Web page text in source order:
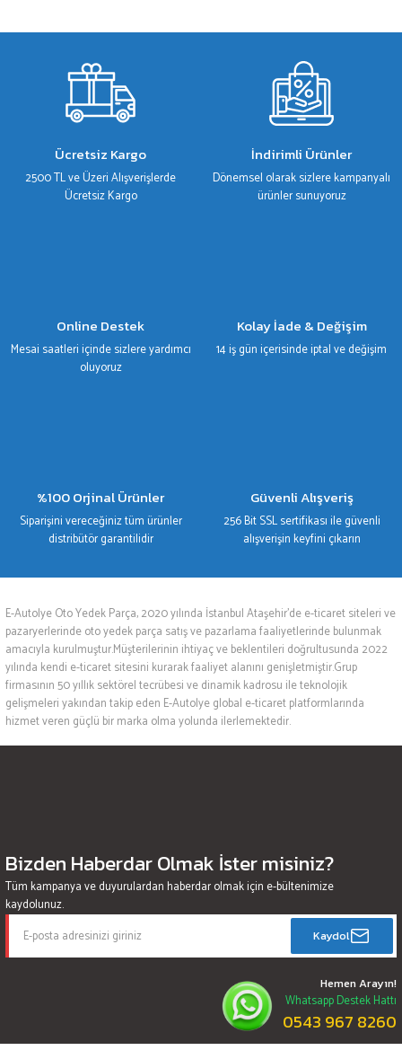
gördüğünüz noktaları öneri formunu kullanarak tarafımıza iletebilirsiniz.
Ürün resmi kalitesiz, bozuk veya görüntülenemiyor.
Ürün açıklamasında eksik bilgiler bulunuyor.
Ürün fiyatı diğer sitelerden daha pahalı.
Bu ürüne benzer farklı alternatifler olmalı.
Ücretsiz Kargo
2500 TL ve Üzeri Alışverişlerde
Ücretsiz Kargo
İndirimli Ürünler
Dönemsel olarak sizlere kampanyalı
ürünler sunuyoruz
Online Destek
Mesai saatleri içinde sizlere yardımcı
oluyoruz
Kolay İade & Değişim
14 iş gün içerisinde iptal ve değişim
%100 Orjinal Ürünler
Siparişini vereceğiniz tüm ürünler
distribütör garantilidir
Güvenli Alışveriş
256 Bit SSL sertifikası ile güvenli
alışverişin keyfini çıkarın
E-Autolye Oto Yedek Parça, 2020 yılında İstanbul Ataşehir’de e-ticaret siteleri ve
pazaryerlerinde oto yedek parça satış ve pazarlama faaliyetlerinde bulunmak
amacıyla kurulmuştur.Müşterilerinin ihtiyaç ve beklentileri doğrultusunda 2022
yılında kendi e-ticaret sitesini kurarak faaliyet alanını genişletmiştir.Grup
firmasının 50 yıllık sektörel tecrübesi ve dinamik kadrosu ile teknolojik
gelişmeleri yakından takip eden E-Autolye global e-ticaret platformlarında
hizmet veren güçlü bir marka olma yolunda ilerlemektedir.
Bizden Haberdar Olmak İster misiniz?
Tüm kampanya ve duyurulardan haberdar olmak için e-bültenimize
kaydolunuz.
Kaydol
Hemen Arayın!
Whatsapp Destek Hattı
0543 967 8260